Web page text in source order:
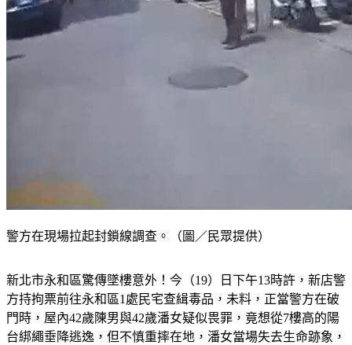
新北市永和區驚傳墜樓意外！今（19）日下午13時許，新店警
方持拘票前往永和區1處民宅查緝毒品，未料，正當警方在破
門時，屋內42歲陳男與42歲潘女疑似畏罪，竟想從7樓高的陽